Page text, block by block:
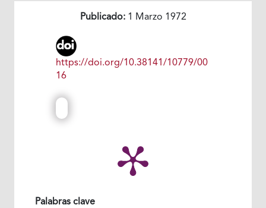
Publicado:1 Marzo 1972
https://doi.org/10.38141/10779/00
16
Palabras clave